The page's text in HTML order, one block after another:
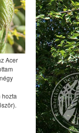
Acer
hozta